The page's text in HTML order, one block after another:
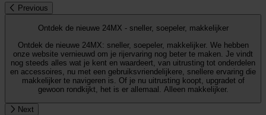
Previous
Ontdek de nieuwe 24MX - sneller, soepeler, makkelijker
Ontdek de nieuwe 24MX: sneller, soepeler, makkelijker. We hebben
onze website vernieuwd om je rijervaring nog beter te maken. Je vindt
nog steeds alles wat je kent en waardeert, van uitrusting tot onderdelen
en accessoires, nu met een gebruiksvriendelijkere, snellere ervaring die
makkelijker te navigeren is. Of je nu uitrusting koopt, upgradet of
gewoon rondkijkt, het is er allemaal. Alleen makkelijker.
Next